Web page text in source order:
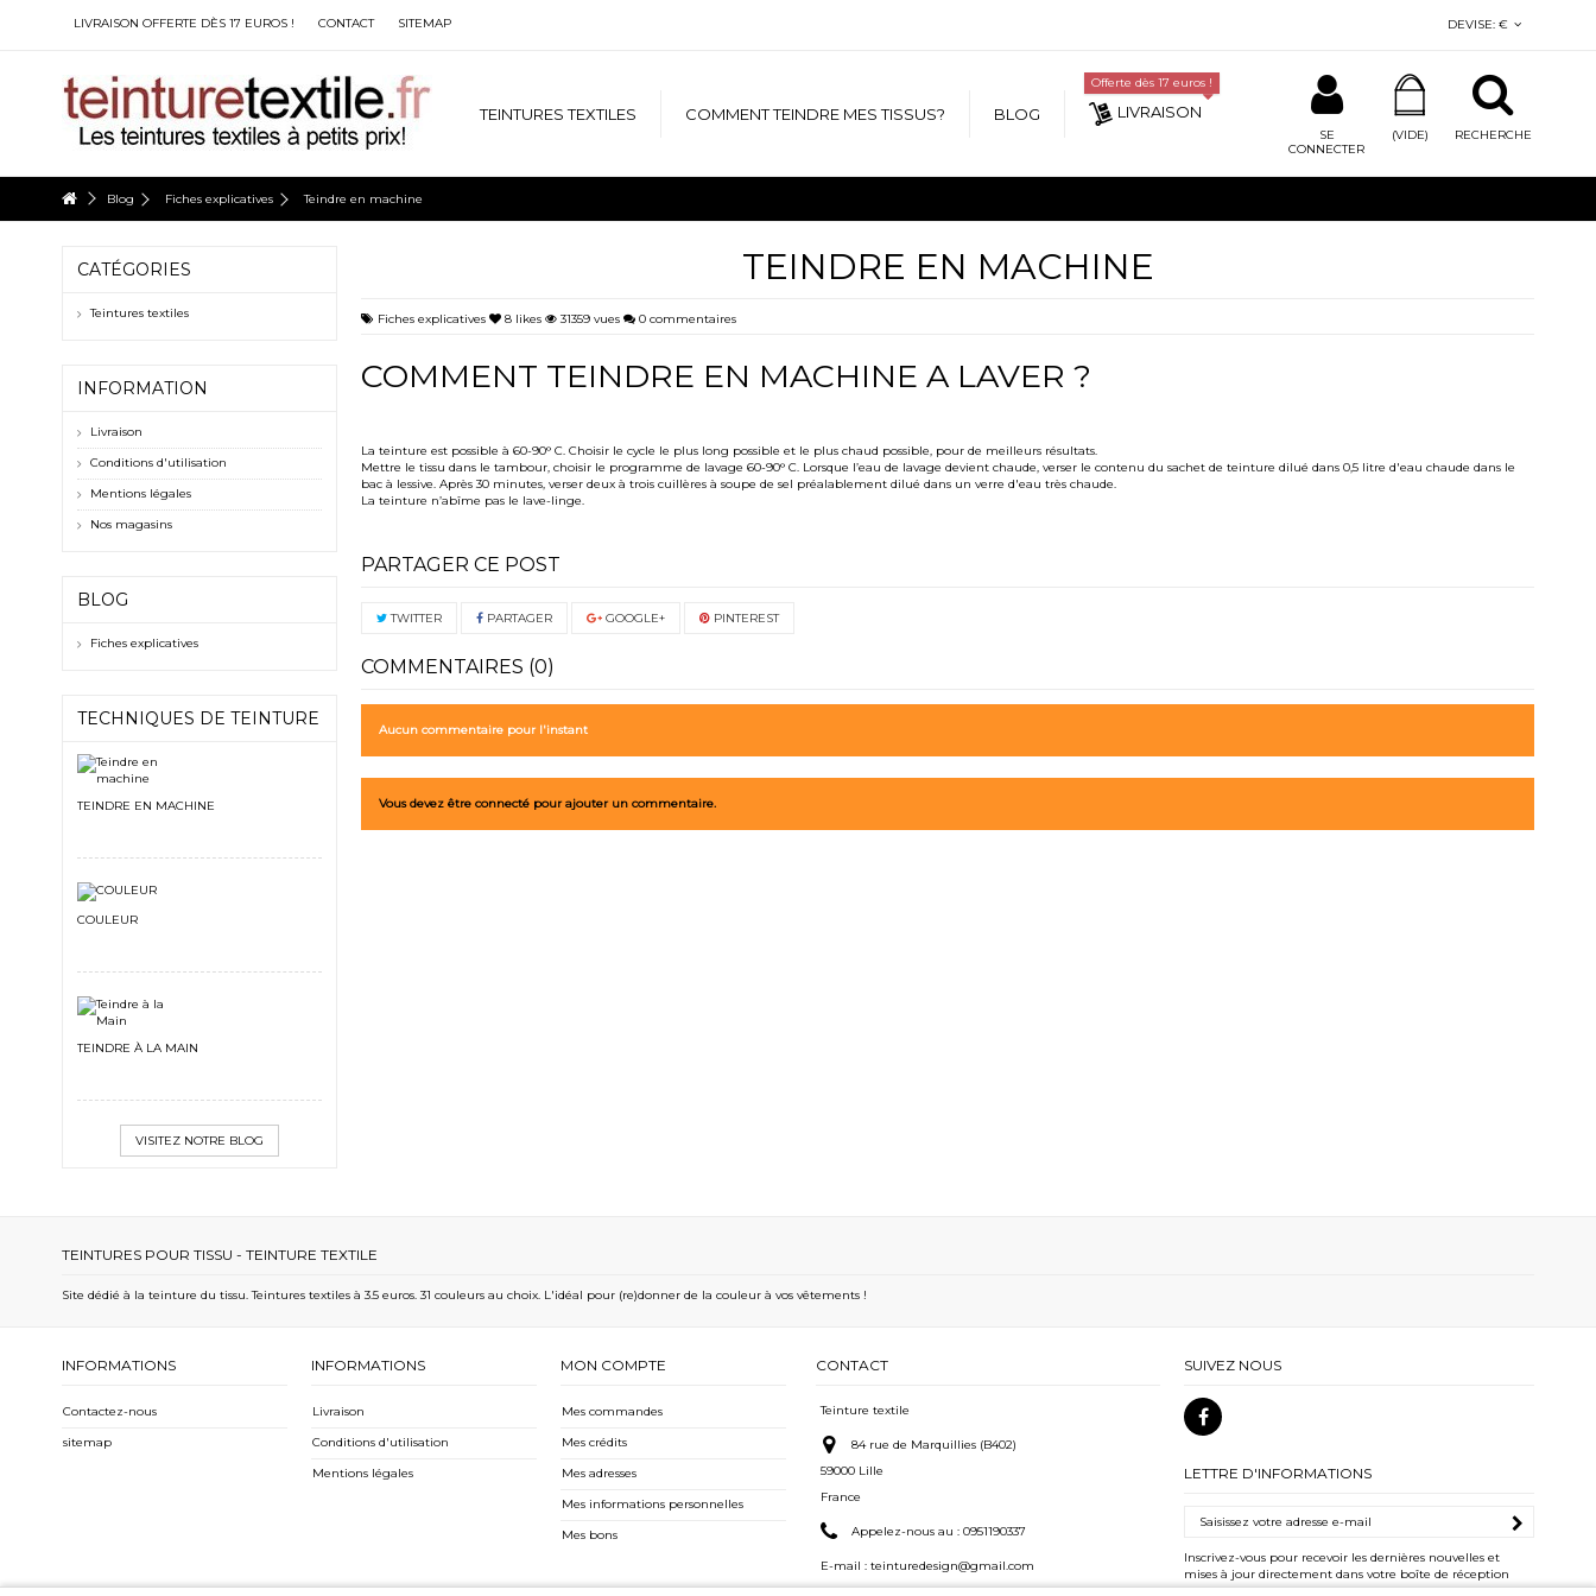
DEVISE: €
LIVRAISON OFFERTE DÈS 17 EUROS ! CONTACT SITEMAP
TEINTURES TEXTILES COMMENT TEINDRE MES TISSUS? BLOG LIVRAISON
Offerte dès 17 euros !
RECHERCHE
(VIDE)
SE
CONNECTER
Blog Fiches explicatives Teindre en machine
TEINDRE EN MACHINE
Fiches explicatives 8 likes 31359 vues 0 commentaires
COMMENT TEINDRE EN MACHINE A LAVER ?
La teinture est possible à 60-90° C. Choisir le cycle le plus long possible et le plus chaud possible, pour de meilleurs résultats.
Mettre le tissu dans le tambour, choisir le programme de lavage 60-90° C. Lorsque l’eau de lavage devient chaude, verser le contenu du sachet de teinture dilué dans 0,5 litre d'eau chaude dans le
bac à lessive. Après 30 minutes, verser deux à trois cuillères à soupe de sel préalablement dilué dans un verre d'eau très chaude.
La teinture n’abîme pas le lave-linge.
PARTAGER CE POST
TWITTER PARTAGER GOOGLE+ PINTEREST
COMMENTAIRES (0)
Aucun commentaire pour l'instant
Vous devez être connecté pour ajouter un commentaire.
CATÉGORIES
Teintures textiles
INFORMATION
Livraison
Conditions d'utilisation
Mentions légales
Nos magasins
BLOG
Fiches explicatives
TECHNIQUES DE TEINTURE
TEINDRE EN MACHINE
COULEUR
TEINDRE À LA MAIN
VISITEZ NOTRE BLOG
TEINTURES POUR TISSU - TEINTURE TEXTILE
Site dédié à la teinture du tissu. Teintures textiles à 3.5 euros. 31 couleurs au choix. L'idéal pour (re)donner de la couleur à vos vêtements !
INFORMATIONS
Contactez-nous
sitemap
INFORMATIONS
Livraison
Conditions d'utilisation
Mentions légales
MON COMPTE
Mes commandes
Mes crédits
Mes adresses
Mes informations personnelles
Mes bons
CONTACT
Teinture textile
84 rue de Marquillies (B402)
59000 Lille
France
Appelez-nous au : 0951190337
E-mail : teinturedesign@gmail.com
SUIVEZ NOUS
LETTRE D'INFORMATIONS
Inscrivez-vous pour recevoir les dernières nouvelles et
mises à jour directement dans votre boîte de réception